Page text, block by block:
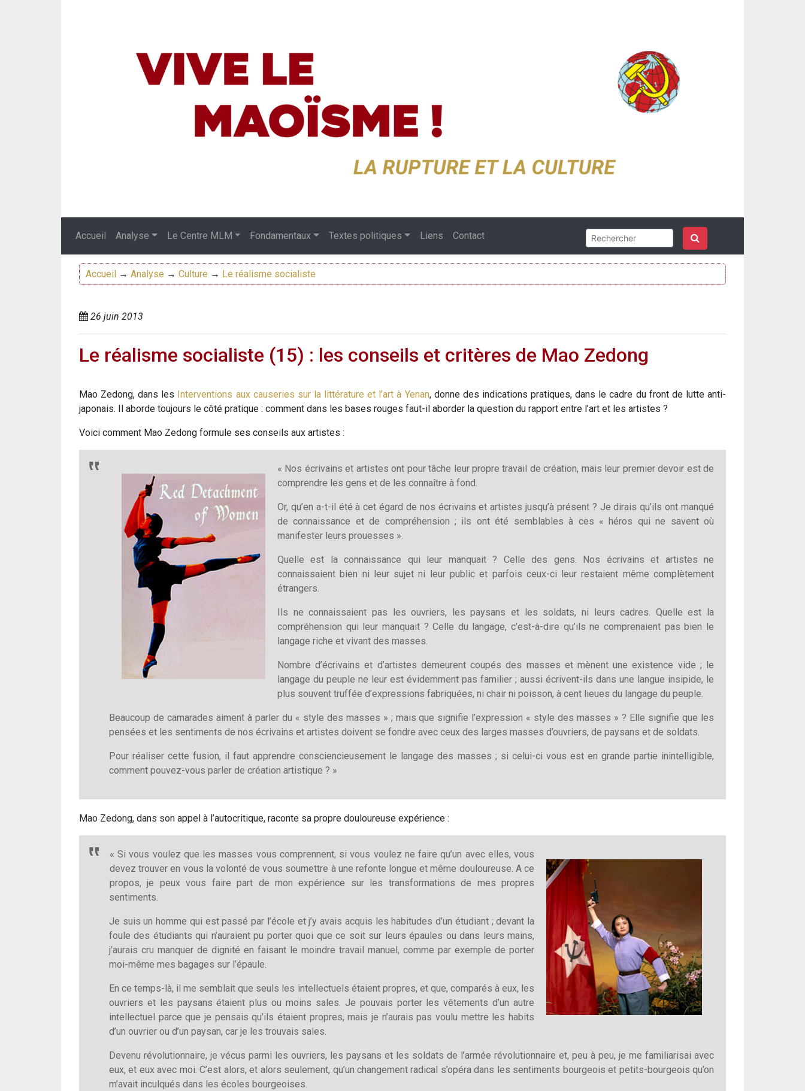
Accueil Analyse Le Centre MLM Fondamentaux Textes politiques Liens Contact
Accueil → Analyse → Culture → Le réalisme socialiste
26 juin 2013
Le réalisme socialiste (15) : les conseils et critères de Mao Zedong
Mao Zedong, dans les Interventions aux causeries sur la littérature et l’art à Yenan, donne des indications pratiques, dans le cadre du front de lutte anti-
japonais. Il aborde toujours le côté pratique : comment dans les bases rouges faut-il aborder la question du rapport entre l’art et les artistes ?
Voici comment Mao Zedong formule ses conseils aux artistes :
« Nos écrivains et artistes ont pour tâche leur propre travail de création, mais leur premier devoir est de
comprendre les gens et de les connaître à fond.
Or, qu’en a-t-il été à cet égard de nos écrivains et artistes jusqu’à présent ? Je dirais qu’ils ont manqué
de connaissance et de compréhension ; ils ont été semblables à ces « héros qui ne savent où
manifester leurs prouesses ».
Quelle est la connaissance qui leur manquait ? Celle des gens. Nos écrivains et artistes ne
connaissaient bien ni leur sujet ni leur public et parfois ceux-ci leur restaient même complètement
étrangers.
Ils ne connaissaient pas les ouvriers, les paysans et les soldats, ni leurs cadres. Quelle est la
compréhension qui leur manquait ? Celle du langage, c’est-à-dire qu’ils ne comprenaient pas bien le
langage riche et vivant des masses.
Nombre d’écrivains et d’artistes demeurent coupés des masses et mènent une existence vide ; le
langage du peuple ne leur est évidemment pas familier ; aussi écrivent-ils dans une langue insipide, le
plus souvent truffée d’expressions fabriquées, ni chair ni poisson, à cent lieues du langage du peuple.
Beaucoup de camarades aiment à parler du « style des masses » ; mais que signifie l’expression « style des masses » ? Elle signifie que les
pensées et les sentiments de nos écrivains et artistes doivent se fondre avec ceux des larges masses d’ouvriers, de paysans et de soldats.
Pour réaliser cette fusion, il faut apprendre consciencieusement le langage des masses ; si celui-ci vous est en grande partie inintelligible,
comment pouvez-vous parler de création artistique ? »
Mao Zedong, dans son appel à l’autocritique, raconte sa propre douloureuse expérience :
« Si vous voulez que les masses vous comprennent, si vous voulez ne faire qu’un avec elles, vous
devez trouver en vous la volonté de vous soumettre à une refonte longue et même douloureuse. A ce
propos, je peux vous faire part de mon expérience sur les transformations de mes propres
sentiments.
Je suis un homme qui est passé par l’école et j’y avais acquis les habitudes d’un étudiant ; devant la
foule des étudiants qui n’auraient pu porter quoi que ce soit sur leurs épaules ou dans leurs mains,
j’aurais cru manquer de dignité en faisant le moindre travail manuel, comme par exemple de porter
moi-même mes bagages sur l’épaule.
En ce temps-là, il me semblait que seuls les intellectuels étaient propres, et que, comparés à eux, les
ouvriers et les paysans étaient plus ou moins sales. Je pouvais porter les vêtements d’un autre
intellectuel parce que je pensais qu’ils étaient propres, mais je n’aurais pas voulu mettre les habits
d’un ouvrier ou d’un paysan, car je les trouvais sales.
Devenu révolutionnaire, je vécus parmi les ouvriers, les paysans et les soldats de l’armée révolutionnaire et, peu à peu, je me familiarisai avec
eux, et eux avec moi. C’est alors, et alors seulement, qu’un changement radical s’opéra dans les sentiments bourgeois et petits-bourgeois qu’on
m’avait inculqués dans les écoles bourgeoises.